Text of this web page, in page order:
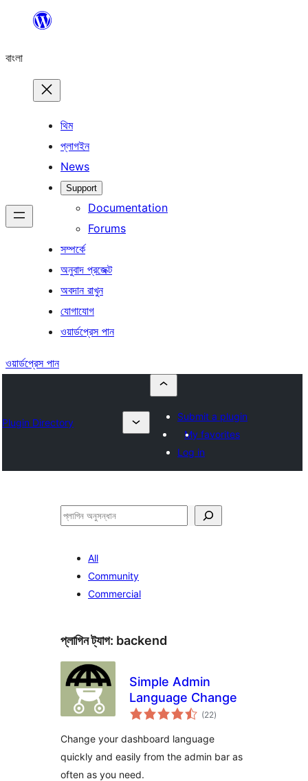
যান
বাংলা
থিম
প্লাগইন
News
Support
Documentation
Forums
সম্পর্কে
অনুবাদ প্রজেক্ট
অবদান রাখুন
যোগাযোগ
ওয়ার্ডপ্রেস পান
ওয়ার্ডপ্রেস পান
Plugin Directory
Submit a plugin
My favorites
Log in
অনুসন্ধান
All
Community
Commercial
প্লাগিন ট্যাগ: backend
Simple Admin
Language Change
(22total
ratings
)
Change your dashboard language
quickly and easily from the admin bar as
often as you need.